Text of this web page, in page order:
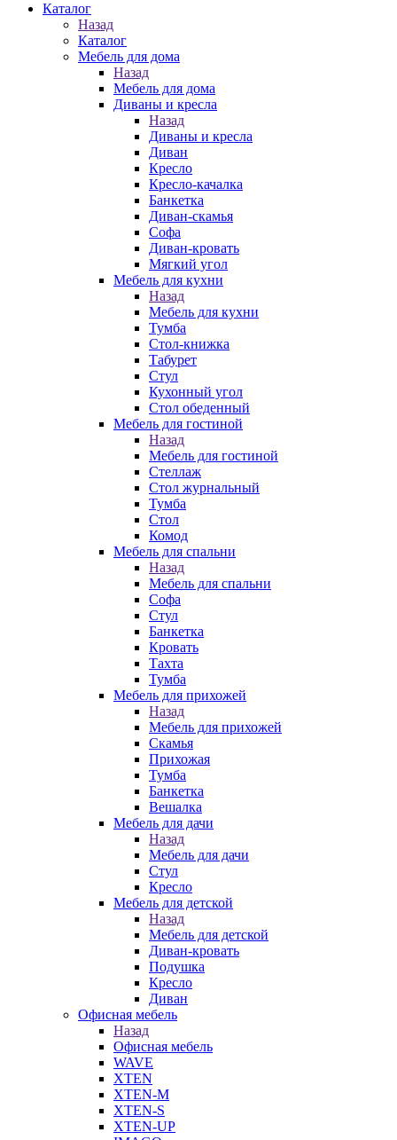
Каталог
Назад
Каталог
Мебель для дома
Назад
Мебель для дома
Диваны и кресла
Назад
Диваны и кресла
Диван
Кресло
Кресло-качалка
Банкетка
Диван-скамья
Софа
Диван-кровать
Мягкий угол
Мебель для кухни
Назад
Мебель для кухни
Тумба
Стол-книжка
Табурет
Стул
Кухонный угол
Стол обеденный
Мебель для гостиной
Назад
Мебель для гостиной
Стеллаж
Стол журнальный
Тумба
Стол
Комод
Мебель для спальни
Назад
Мебель для спальни
Софа
Стул
Банкетка
Кровать
Тахта
Тумба
Мебель для прихожей
Назад
Мебель для прихожей
Скамья
Прихожая
Тумба
Банкетка
Вешалка
Мебель для дачи
Назад
Мебель для дачи
Стул
Кресло
Мебель для детской
Назад
Мебель для детской
Диван-кровать
Подушка
Кресло
Диван
Офисная мебель
Назад
Офисная мебель
WAVE
XTEN
XTEN-M
XTEN-S
XTEN-UP